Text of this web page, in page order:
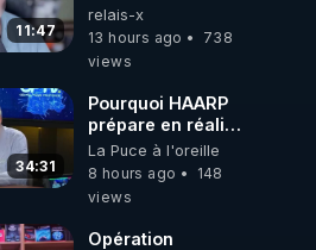
11:47
relais-x
13 hours ago
738
views
34:31
Pourquoi HAARP
prépare en réalité
un CHAOS
climatique, on
répond
La Puce à l'oreille
8 hours ago
148
views
Opération